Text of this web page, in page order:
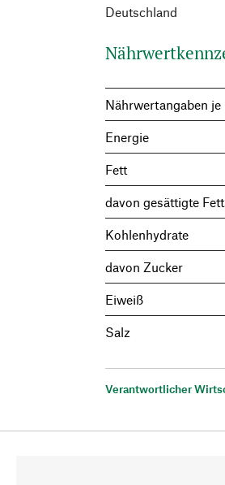
Deutschland
Nährwertangaben je
Energie
Fett
davon gesättigte
Kohlenhydrate
davon Zucker
Eiweiß
Salz
Verantwortlicher